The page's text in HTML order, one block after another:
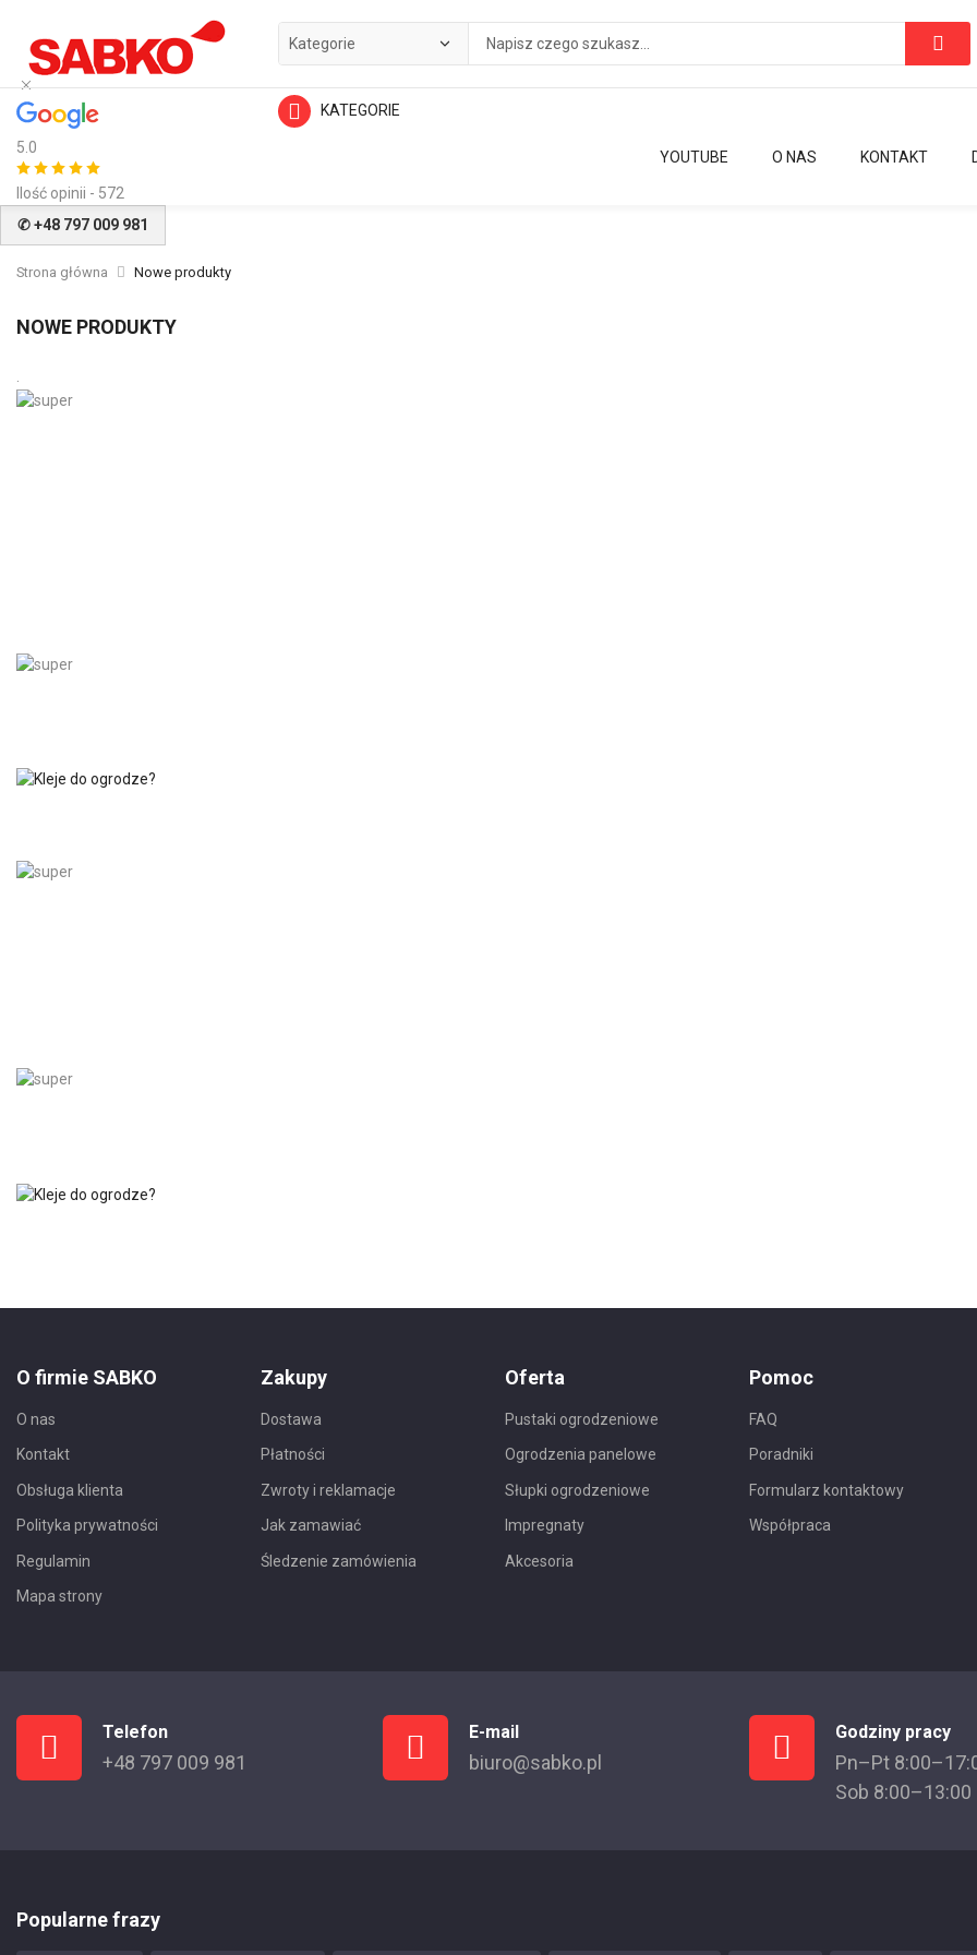
5.0
Ilość opinii - 572
KATEGORIE
KONTAKT
O NAS
YOUTUBE
✆ +48 797 009 981
Strona główna Nowe produkty
NOWE PRODUKTY
O firmie SABKO
O nas
Kontakt
Obsługa klienta
Polityka prywatności
Regulamin
Mapa strony
Zakupy
Dostawa
Płatności
Zwroty i reklamacje
Jak zamawiać
Śledzenie zamówienia
Oferta
Pustaki ogrodzeniowe
Ogrodzenia panelowe
Słupki ogrodzeniowe
Impregnaty
Akcesoria
Pomoc
FAQ
Poradniki
Formularz kontaktowy
Współpraca
Telefon
+48 797 009 981
E-mail
biuro@sabko.pl
Godziny pracy
Pn–Pt
Sob 8:00–13:00
Popularne frazy